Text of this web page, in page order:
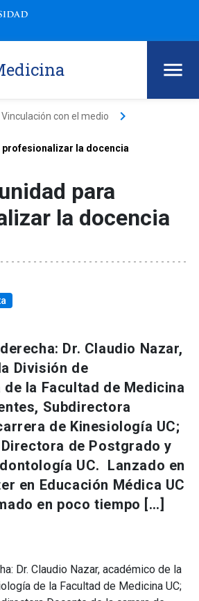
con el medio keyboard_arrow_right
profesionalizar la docencia
para
la docencia
Dr. Claudio Nazar,
División de
la Facultad de Medicina
Subdirectora
de Kinesiología UC;
de Postgrado y
UC. Lanzado en
en Educación Médica UC
en poco tiempo […]
Dr. Claudio Nazar, académico de la
de la Facultad de Medicina UC;